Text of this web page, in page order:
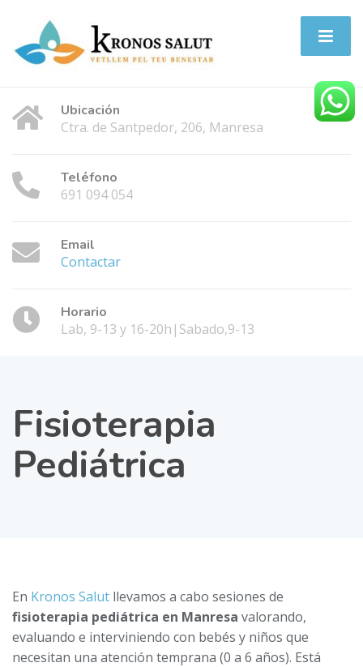
Ubicación
Ctra. de Santpedor, 206, Manresa
Teléfono
691 094 054
Email
Contactar
Horario
Lab, 9-13 y 16-20h|Sabado,9-13
Fisioterapia
Pediátrica
En Kronos Salut llevamos a cabo sesiones de
fisioterapia pediátrica en Manresa valorando,
evaluando e interviniendo con bebés y niños que
necesitan una atención temprana (0 a 6 años). Está